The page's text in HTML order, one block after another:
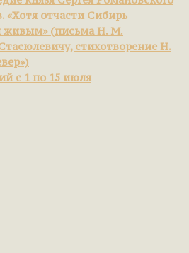
«Хотя отчасти Сибирь
живым» (письма Н. М.
стихотворение Н.
с 1 по 15 июля